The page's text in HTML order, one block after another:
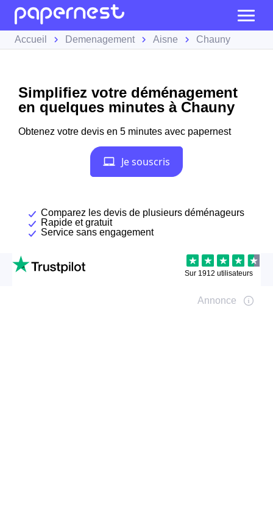
Accueil Demenagement Aisne Chauny